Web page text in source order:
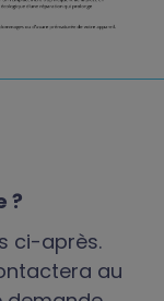
?
ci-après.
au